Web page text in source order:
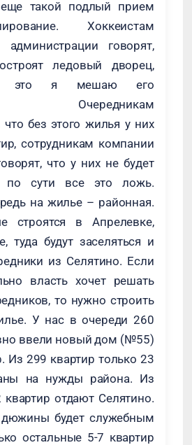
еще такой подлый прием
Хоккеистам
администрации говорят,
ледовый дворец,
это я мешаю его
Очередникам
что без этого жилья у них
сотрудникам компании
что у них не будет
по сути все это ложь.
на жилье – районная.
строятся в Апрелевке,
туда будут заселяться и
из Селятино. Если
власть хочет решать
то нужно строить
У нас в очереди 260
ввели новый дом (№55)
Из 299 квартир только 23
на нужды района. Из
квартир отдают Селятино.
дюжины будет служебным
остальные 5-7 квартир